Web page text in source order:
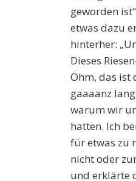
geworden
etwas dazu
hinterher:
Dieses
Öhm, das ist
gaaaanz
warum wir
hatten. Ich
für etwas zu
nicht oder
und erklärte